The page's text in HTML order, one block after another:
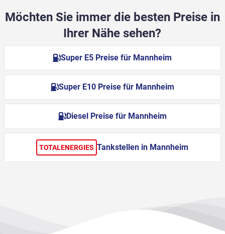
Möchten Sie immer die besten Preise in
Ihrer Nähe sehen?
Super E5 Preise für Mannheim
Super E10 Preise für Mannheim
Diesel Preise für Mannheim
TOTALENERGIES Tankstellen in Mannheim